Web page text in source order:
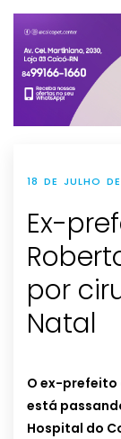
18 DE JULHO
Ex-
por
Natal
O ex-prefeito
está
Hospital do